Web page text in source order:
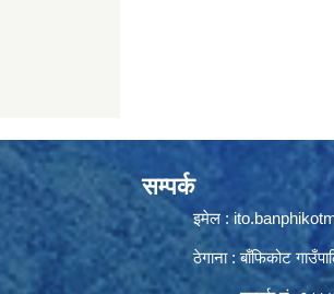
सम्पर्क
इमेल :
ठेगाना : बाँफिकोट